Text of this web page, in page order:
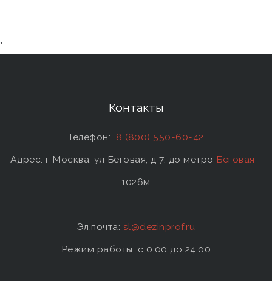
`
Контакты
Телефон: 8 (800) 550-60-42
Адрес: г Москва, ул Беговая, д 7, до метро Беговая -
1026м
Эл.почта: sl@dezinprof.ru
Режим работы: c 0:00 до 24:00